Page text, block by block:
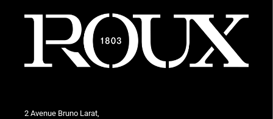
2 Avenue Bruno Larat,